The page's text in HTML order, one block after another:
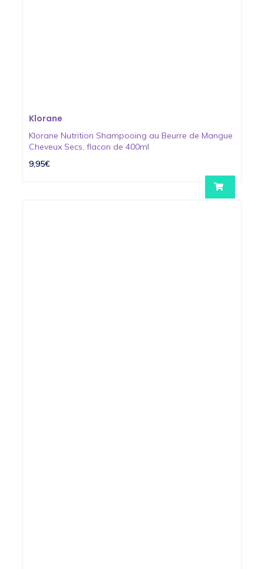
Klorane
Klorane Nutrition Shampooing au Beurre de Mangue
Cheveux Secs, flacon de 400ml
9,95€